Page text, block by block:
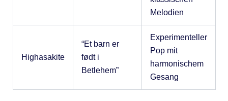
Melodien
Highasakite
“Et barn er
født i
Betlehem”
Experimenteller
Pop mit
harmonischem
Gesang